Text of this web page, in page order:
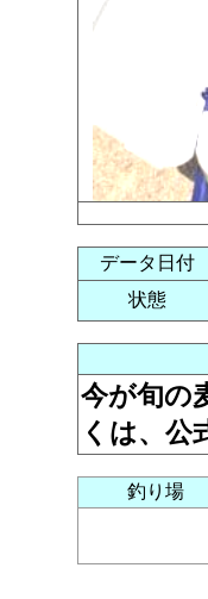
データ日付
状態
今が旬の
くは、
釣り場